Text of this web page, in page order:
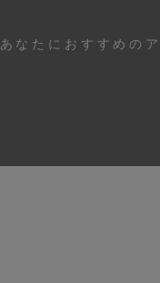
あなたにおすすめの